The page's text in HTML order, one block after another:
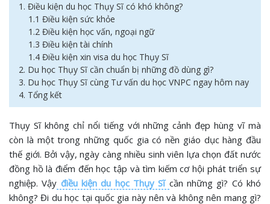
1. Điều kiện du học Thụy Sĩ có khó không?
1.1 Điều kiện sức khỏe
1.2 Điều kiện học vấn, ngoại ngữ
1.3 Điều kiện tài chính
1.4 Điều kiện xin visa du học Thụy Sĩ
2. Du học Thụy Sĩ cần chuẩn bị những đồ dùng gì?
3. Du học Thụy Sĩ cùng Tư vấn du học VNPC ngay hôm nay
4. Tổng kết
Thụy Sĩ không chỉ nổi tiếng với những cảnh đẹp hùng vĩ mà
còn là một trong những quốc gia có nền giáo dục hàng đầu
thế giới. Bởi vậy, ngày càng nhiều sinh viên lựa chọn đất nước
đồng hồ là điểm đến học tập và tìm kiếm cơ hội phát triển sự
nghiệp. Vậy điều kiện du học Thụy Sĩ cần những gì? Có khó
không? Đi du học tại quốc gia này nên và không nên mang gì?